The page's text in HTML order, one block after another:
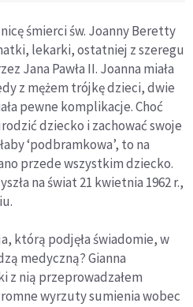
śmierci św. Joanny Beretty
lekarki, ostatniej z szeregu
Jana Pawła II. Joanna miała
z mężem trójkę dzieci, dwie
pewne komplikacje. Choć
dziecko i zachować swoje
‘podbramkowa’, to na
przede wszystkim dziecko.
na świat 21 kwietnia 1962 r.,
którą podjęła świadomie, w
medyczną? Gianna
z nią przeprowadzałem
wyrzuty sumienia wobec